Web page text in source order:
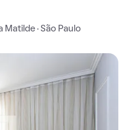
· São Paulo